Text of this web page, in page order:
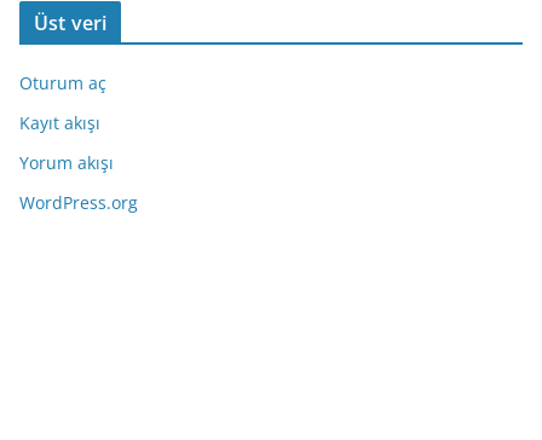
Üst veri
Oturum aç
Kayıt akışı
Yorum akışı
WordPress.org